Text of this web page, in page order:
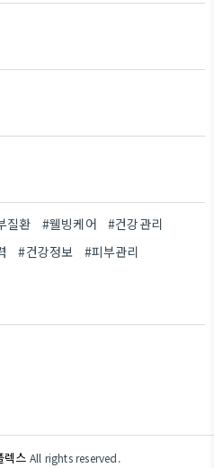
질환 #웰빙케어
#건강관리
#건강정보 #피부관리
렉스 All rights reserved.